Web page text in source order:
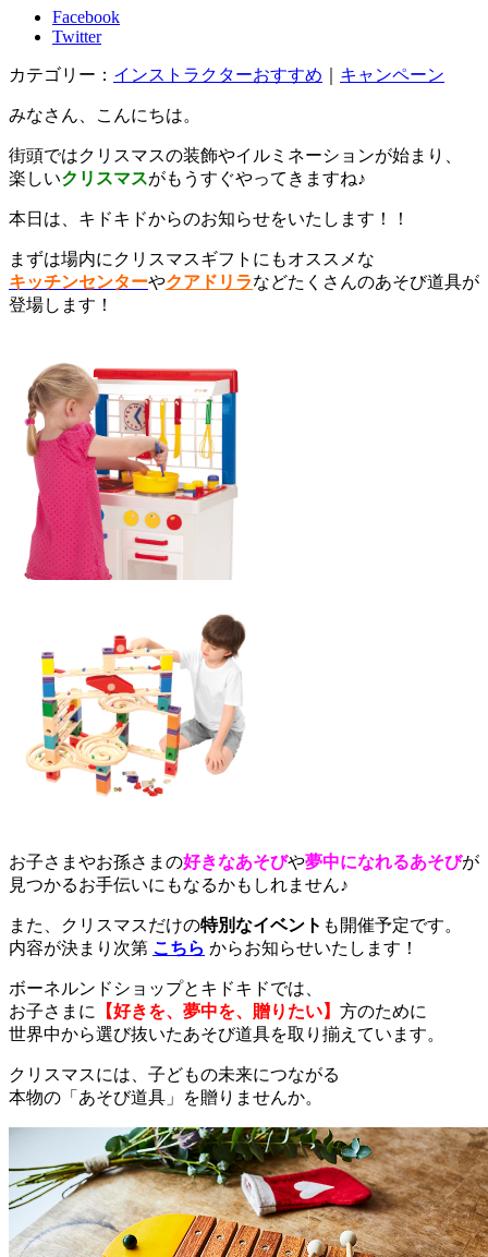
Facebook
Twitter
カテゴリー： インストラクターおすすめ キャンペーン
みなさん、こんにちは。
街頭ではクリスマスの装飾やイルミネーションが始まり、
楽しいクリスマスがもうすぐやってきますね♪
本日は、キドキドからのお知らせをいたします！！
まずは場内にクリスマスギフトにもオススメな
キッチンセンターやクアドリラなどたくさんのあそび道具が
登場します！
お子さまやお孫さまの好きなあそびや夢中になれるあそびが
見つかるお手伝いにもなるかもしれません♪
また、クリスマスだけの特別なイベント も開催予定です。
内容が決まり次第 こちら からお知らせいたします！
ボーネルンドショップとキドキドでは、
お子さまに
【好きを、夢中を、贈りたい】 方のために
世界中から選び抜いたあそび道具を取り揃えています。
クリスマスには、子どもの未来につながる
本物の「あそび道具」を贈りませんか。